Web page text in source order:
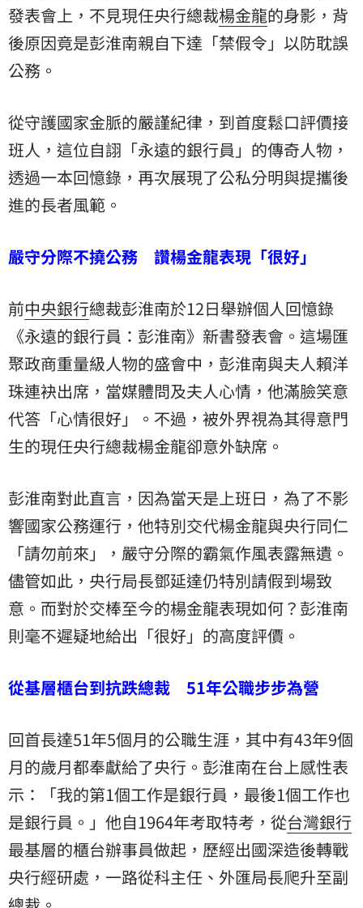
發表會上，不見現任央行總裁楊金龍的身影，背
後原因竟是彭淮南親自下達「禁假令」以防耽誤
公務。
從守護國家金脈的嚴謹紀律，到首度鬆口評價接
班人，這位自詡「永遠的銀行員」的傳奇人物，
透過一本回憶錄，再次展現了公私分明與提攜後
進的長者風範。
嚴守分際不撓公務 讚楊金龍表現「很好」
前中央銀行總裁彭淮南於12日舉辦個人回憶錄
《永遠的銀行員：彭淮南》新書發表會。這場匯
聚政商重量級人物的盛會中，彭淮南與夫人賴洋
珠連袂出席，當媒體問及夫人心情，他滿臉笑意
代答「心情很好」。不過，被外界視為其得意門
生的現任央行總裁楊金龍卻意外缺席。
彭淮南對此直言，因為當天是上班日，為了不影
響國家公務運行，他特別交代楊金龍與央行同仁
「請勿前來」，嚴守分際的霸氣作風表露無遺。
儘管如此，央行局長鄧延達仍特別請假到場致
意。而對於交棒至今的楊金龍表現如何？彭淮南
則毫不遲疑地給出「很好」的高度評價。
從基層櫃台到抗跌總裁 51年公職步步為營
回首長達51年5個月的公職生涯，其中有43年9個
月的歲月都奉獻給了央行。彭淮南在台上感性表
示：「我的第1個工作是銀行員，最後1個工作也
是銀行員。」他自1964年考取特考，從台灣銀行
最基層的櫃台辦事員做起，歷經出國深造後轉戰
央行經研處，一路從科主任、外匯局長爬升至副